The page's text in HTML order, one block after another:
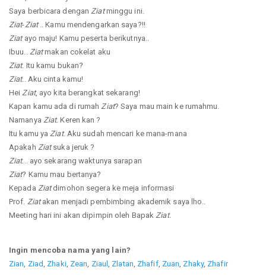
Saya berbicara dengan Ziatminggu ini.
Ziat-Ziat.. Kamu mendengarkan saya?!!
Ziatayo maju! Kamu peserta berikutnya..
Ibuu.. Ziatmakan cokelat aku
Ziat. Itu kamu bukan?
Ziat.. Aku cinta kamu!
Hei Ziat, ayo kita berangkat sekarang!
Kapan kamu ada di rumah Ziat? Saya mau main ke rumahmu.
Namanya Ziat. Keren kan ?
Itu kamu ya Ziat. Aku sudah mencari ke mana-mana
Apakah Ziatsuka jeruk ?
Ziat... ayo sekarang waktunya sarapan
Ziat? Kamu mau bertanya?
Kepada Ziatdimohon segera ke meja informasi
Prof. Ziatakan menjadi pembimbing akademik saya lho..
Meeting hari ini akan dipimpin oleh Bapak Ziat.
Ingin mencoba nama yang lain?
Zian Ziad Zhaki, Zean Ziaul Zlatan Zhafif, Zuan Zhaky, Zhafir